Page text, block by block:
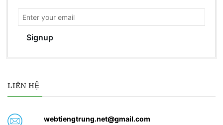
Signup
LIÊN HỆ
webtiengtrung.net@gmail.com